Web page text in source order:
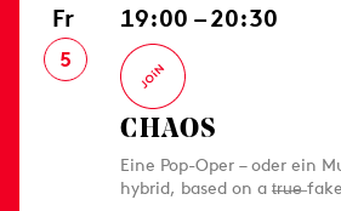
Fr
5
19:00 – 20:30
CHAOS
Eine Pop-Oper – oder ein
hybrid, based on a t̶r̶u̶e̶